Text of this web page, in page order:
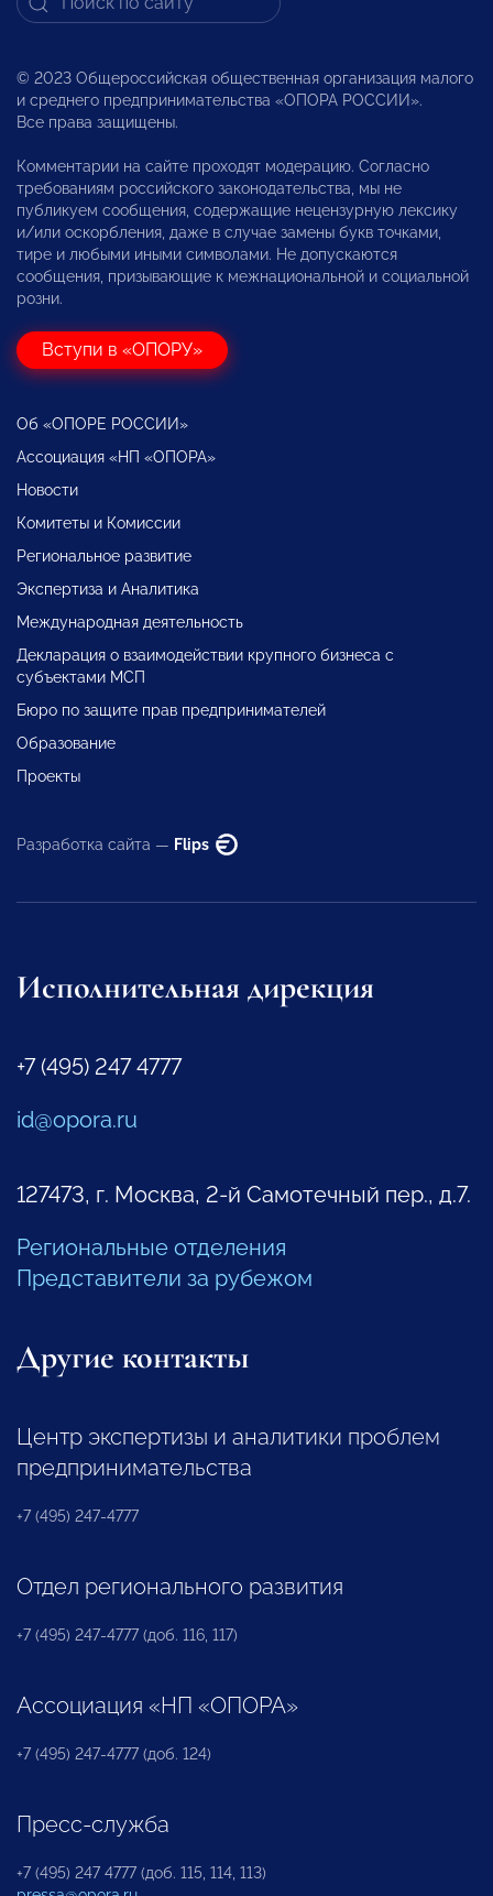
© 2023 Общероссийская общественная организация малого
и среднего предпринимательства «ОПОРА РОССИИ».
Все права защищены.
Комментарии на сайте проходят модерацию. Согласно
требованиям российского законодательства, мы не
публикуем сообщения, содержащие нецензурную лексику
и/или оскорбления, даже в случае замены букв точками,
тире и любыми иными символами. Не допускаются
сообщения, призывающие к межнациональной и социальной
розни.
Вступи в «ОПОРУ»
Об «ОПОРЕ РОССИИ»
Ассоциация «НП «ОПОРА»
Новости
Комитеты и Комиссии
Региональное развитие
Экспертиза и Аналитика
Международная деятельность
Декларация о взаимодействии крупного бизнеса с
субъектами МСП
Бюро по защите прав предпринимателей
Образование
Проекты
Разработка сайта — Flips
Исполнительная дирекция
+7 (495) 247 4777
id@opora.ru
127473, г. Москва, 2-й Самотечный пер., д.7.
Региональные отделения
Представители за рубежом
Другие контакты
Центр экспертизы и аналитики проблем
предпринимательства
+7 (495) 247-4777
Отдел регионального развития
+7 (495) 247-4777 (доб. 116, 117)
Ассоциация «НП «ОПОРА»
+7 (495) 247-4777 (доб. 124)
Пресс-служба
+7 (495) 247 4777 (доб. 115, 114, 113)